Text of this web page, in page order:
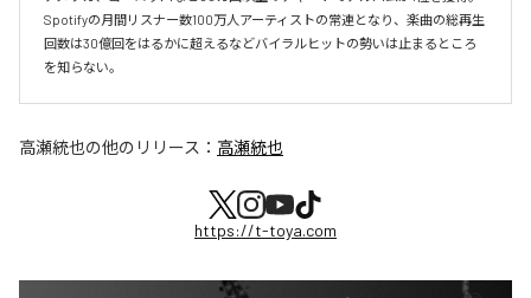
Spotifyの月間リスナー数100万人アーティストの常連となり、楽曲の総再生
回数は30億回をはるかに超えるなどバイラルヒットの勢いは止まるところ
を知らない。
高瀬統也の他のリリース： 高瀬統也
https://t-toya.com